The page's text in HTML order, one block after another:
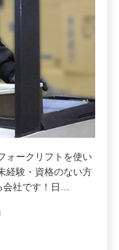
ォークリフトを使い
経験・資格のない方
会社です！日…